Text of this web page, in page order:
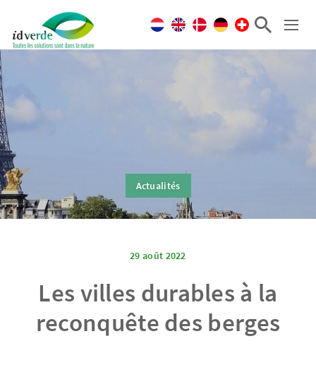
Actualités
29 août 2022
Les villes durables à la
reconquête des berges